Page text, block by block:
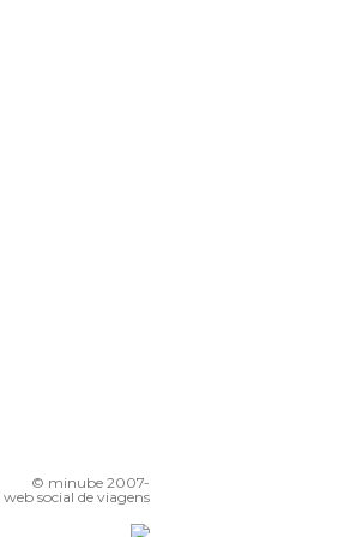
© minube 2007-
web social de viagens